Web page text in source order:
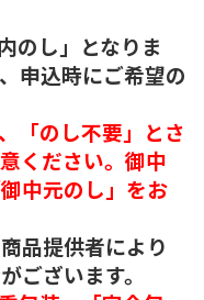
のし」となりま
申込時にご希望の
「のし不要」とさ
ください。御中
中元のし」をお
品提供者により
ございます。